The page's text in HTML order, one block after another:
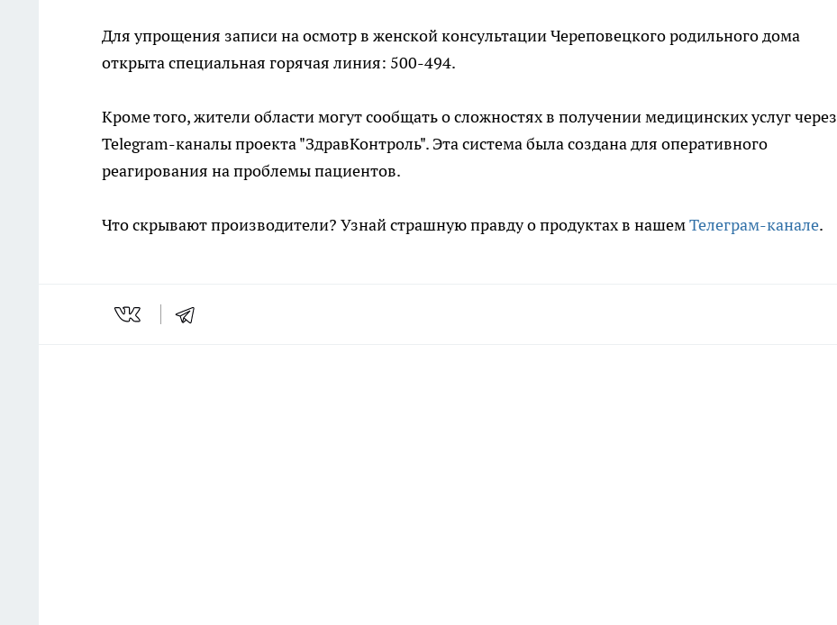
Для упрощения записи на осмотр в женской консультации Череповецкого родильного дома
открыта специальная горячая линия: 500-494.
Кроме того, жители области могут сообщать о сложностях в получении медицинских услуг через
Telegram-каналы проекта "ЗдравКонтроль". Эта система была создана для оперативного
реагирования на проблемы пациентов.
Что скрывают производители? Узнай страшную правду о продуктах в нашемТелеграм-канале.